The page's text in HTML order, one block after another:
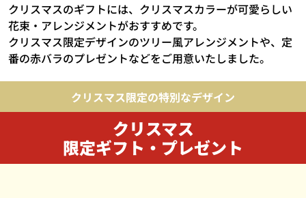
クリスマスのギフトには、クリスマスカラーが可愛らしい
花束・アレンジメントがおすすめです。
クリスマス限定デザインのツリー風アレンジメントや、定
番の赤バラのプレゼントなどをご用意いたしました。
クリスマス限定の特別なデザイン
クリスマス
限定ギフト・プレゼント